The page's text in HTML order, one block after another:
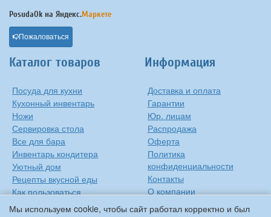
Мы используем cookie, чтобы сайт работал корректно и был
PosudaOk на Яндекс.Маркете
Пожаловаться
Каталог товаров
Посуда для кухни
Кухонный инвентарь
Ножи
Сервировка стола
Все для бара
Инвентарь кондитера
Уютный дом
Рецепты вкусной еды
Как пользоваться
сковородкой
Информация
Доставка и оплата
Гарантии
Юр. лицам
Распродажа
Оферта
Политика
конфиденциальности
Контакты
О компании
Сиропы Monin